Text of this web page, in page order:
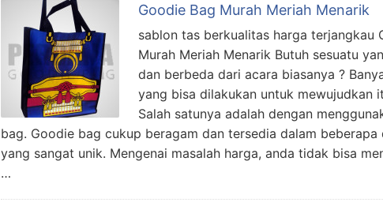
Goodie Bag Murah Meriah Menarik
sablon tas berkualitas harga terjangkau
Murah Meriah Menarik Butuh sesuatu
dan berbeda dari acara biasanya ?
yang bisa dilakukan untuk mewujudkan
Salah satunya adalah dengan
bag. Goodie bag cukup beragam dan tersedia dalam beberapa
yang sangat unik. Mengenai masalah harga, anda tidak bisa
…